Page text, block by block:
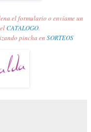
el formulario o envíame un
CATALOGO.
pincha en SORTEOS